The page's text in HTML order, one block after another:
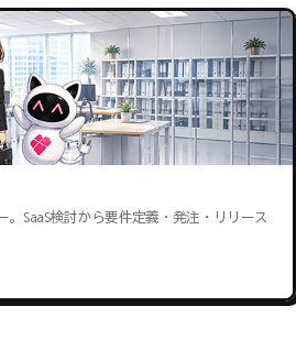
SaaS検討から要件定義・発注・リリース